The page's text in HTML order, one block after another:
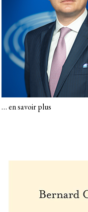
…en savoir plus